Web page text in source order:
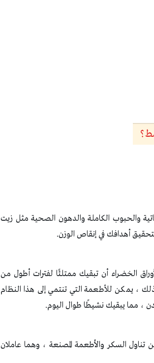
والحبوب الكاملة والدهون الصحية مثل زيت
أهدافك في إنقاص الوزن.
الخضراء أن تبقيك ممتلئًا لفترات أطول من
، يمكن للأطعمة التي تنتمي إلى هذا النظام
، مما يبقيك نشيطًا طوال اليوم.
تناول السكر والأطعمة المصنعة ، وهما عاملان